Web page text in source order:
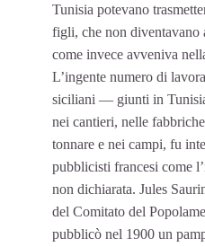
Tunisia potevano
figli, che non diventavano
come invece avveniva
L’ingente numero di
siciliani — giunti in
nei cantieri, nelle
tonnare e nei campi, fu
pubblicisti francesi come
non dichiarata. Jules
del Comitato del
pubblicò nel 1900 un